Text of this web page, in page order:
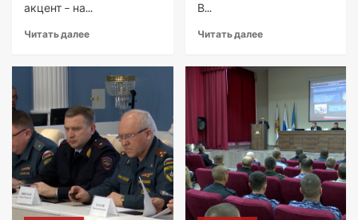
акцент – на...
Читать далее
В...
Читать далее